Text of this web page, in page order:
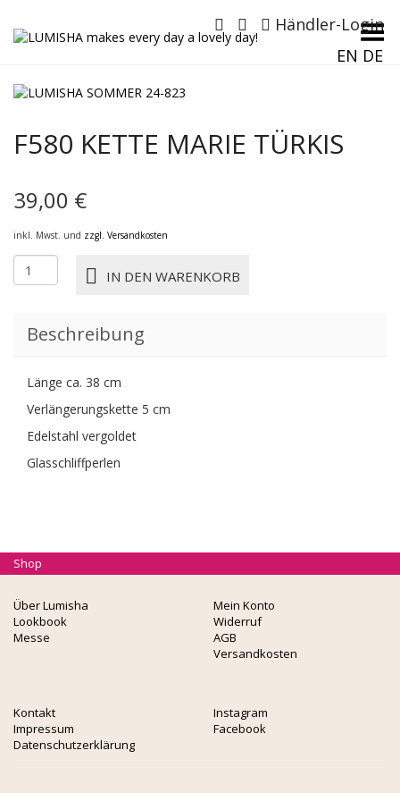
Händler-Login
EN DE
Menü umschalten
F580 KETTE MARIE TÜRKIS
39,00 €
inkl. Mwst. und zzgl. Versandkosten
F580
KETTE
Menge
IN DEN WARENKORB
Beschreibung
Länge ca. 38 cm
Verlängerungskette 5 cm
Edelstahl vergoldet
Glasschliffperlen
Über Lumisha
Lookbook
Messe
Mein Konto
Widerruf
AGB
Versandkosten
Kontakt
Impressum
Datenschutzerklärung
Instagram
Facebook
Shop